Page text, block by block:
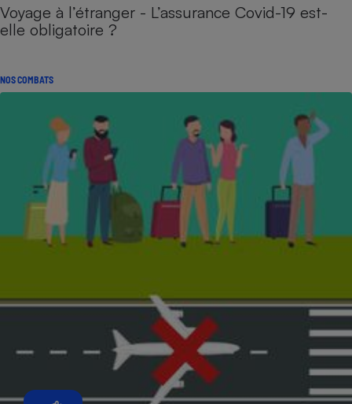
Voyage à l’étranger - L’assurance Covid-19 est-
elle obligatoire ?
NOS COMBATS